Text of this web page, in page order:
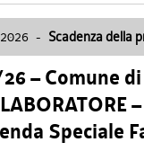
- Scadenza della
– Comune
Speciale